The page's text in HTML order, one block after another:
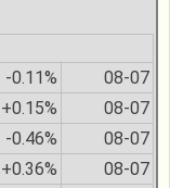
-0.11% 08-07
+0.15% 08-07
-0.46% 08-07
+0.36% 08-07